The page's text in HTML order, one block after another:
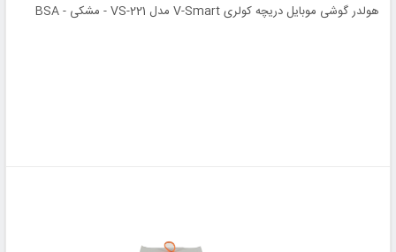
هولدر گوشی موبایل دریچه کولری V-Smart مدل VS-221 - مشکی - BSA